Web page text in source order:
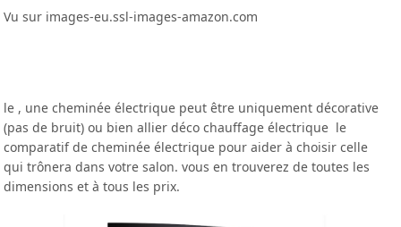
Vu sur images-eu.ssl-images-amazon.com
le , une cheminée électrique peut être uniquement décorative
(pas de bruit) ou bien allier déco chauffage électrique le
comparatif de cheminée électrique pour aider à choisir celle
qui trônera dans votre salon. vous en trouverez de toutes les
dimensions et à tous les prix.